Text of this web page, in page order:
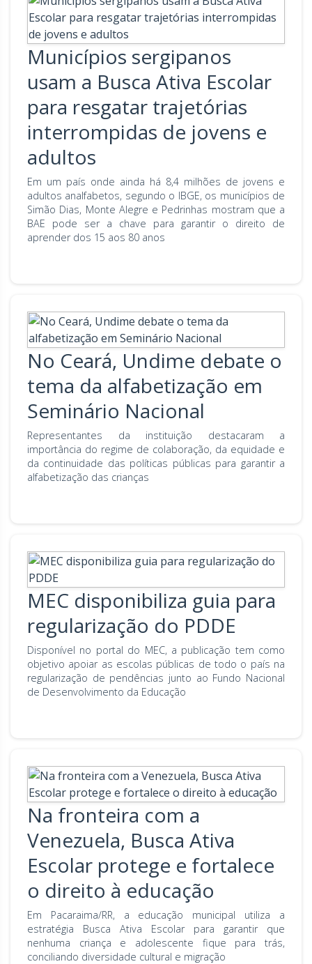
Municípios sergipanos
usam a Busca Ativa Escolar
para resgatar trajetórias
interrompidas de jovens e
adultos
Em um país onde ainda há 8,4 milhões de jovens e
adultos analfabetos, segundo o IBGE, os municípios de
Simão Dias, Monte Alegre e Pedrinhas mostram que a
BAE pode ser a chave para garantir o direito de
aprender dos 15 aos 80 anos
No Ceará, Undime debate o
tema da alfabetização em
Seminário Nacional
Representantes da instituição destacaram a
importância do regime de colaboração, da equidade e
da continuidade das políticas públicas para garantir a
alfabetização das crianças
MEC disponibiliza guia para
regularização do PDDE
Disponível no portal do MEC, a publicação tem como
objetivo apoiar as escolas públicas de todo o país na
regularização de pendências junto ao Fundo Nacional
de Desenvolvimento da Educação
Na fronteira com a
Venezuela, Busca Ativa
Escolar protege e fortalece
o direito à educação
Em Pacaraima/RR, a educação municipal utiliza a
estratégia Busca Ativa Escolar para garantir que
nenhuma criança e adolescente fique para trás,
conciliando diversidade cultural e migração